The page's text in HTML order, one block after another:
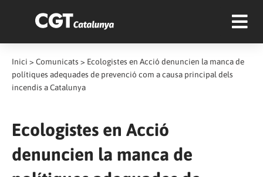
Inici > Comunicats > Ecologistes en Acció denuncien la manca de
polítiques adequades de prevenció com a causa principal dels
incendis a Catalunya
Ecologistes en Acció
denuncien la manca de